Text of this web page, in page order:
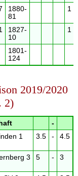
1880-
81
1
1827-
10
1
1801-
124
2019/2020
2)
-
1 3.5 - 4.5
3 5 - 3